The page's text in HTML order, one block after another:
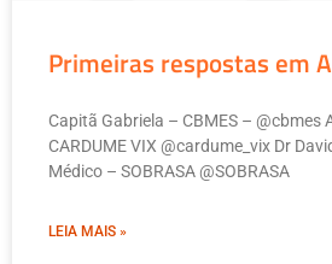
Primeiras respostas em
Capitã Gabriela – CBMES – @cbmes
CARDUME VIX @cardume_vix Dr
Médico – SOBRASA @SOBRASA
LEIA MAIS »